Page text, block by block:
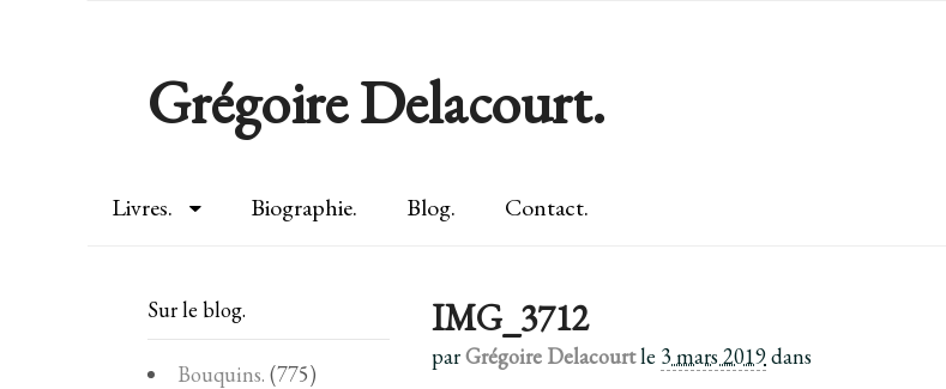
Grégoire Delacourt.
Livres. Biographie. Blog. Contact.
IMG_3712
parGrégoire Delacourtle 3 mars 2019dans
Sur le blog.
Bouquins. (775)